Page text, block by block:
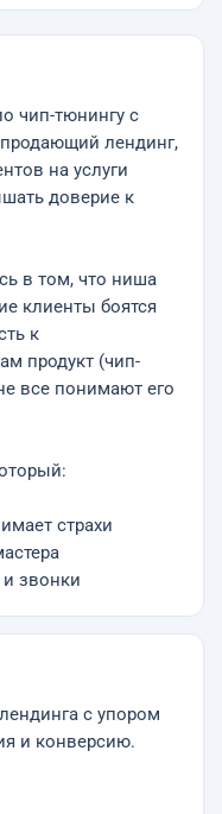
чип-тюнингу с
лендинг,
на услуги
доверие к
в том, что ниша
клиенты боятся
к
продукт (чип-
все понимают его
страхи
и звонки
с упором
и конверсию.